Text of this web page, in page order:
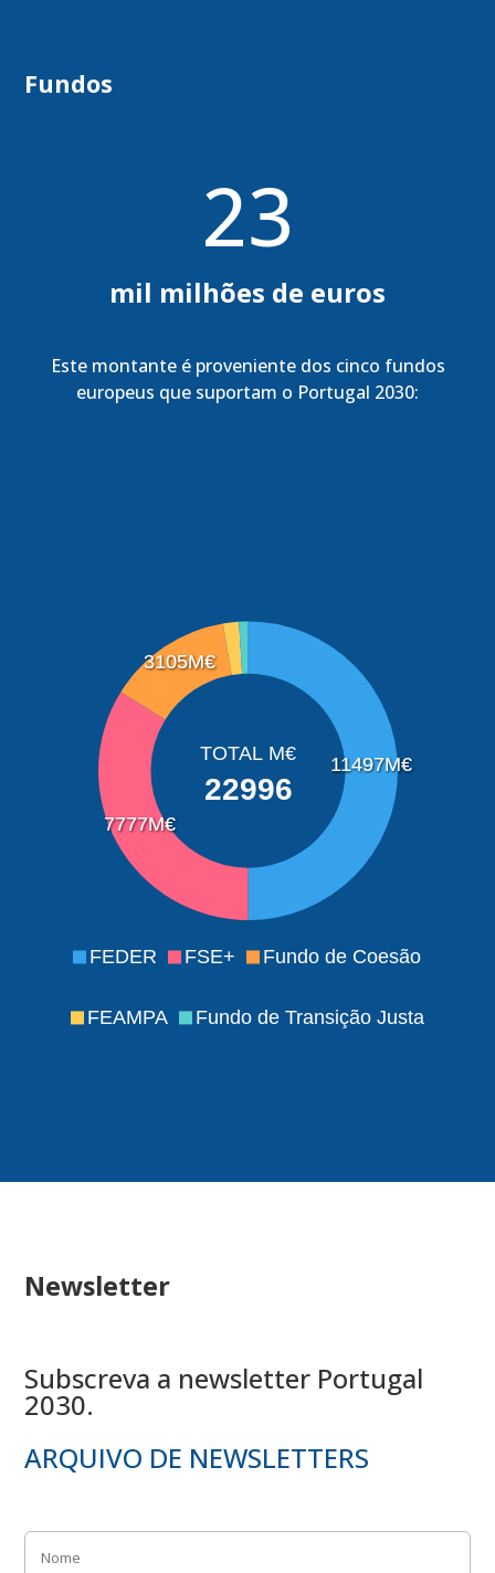
Fundos
23
mil milhões de euros
Este montante é proveniente dos cinco fundos
europeus que suportam o Portugal 2030:
FEDER FSE+ Fundo de Coesão
FEAMPA Fundo de Transição Justa
11497M€
7777M€
3105M€
TOTAL M€
22996
Newsletter
Subscreva a newsletter Portugal
2030.
ARQUIVO DE NEWSLETTERS